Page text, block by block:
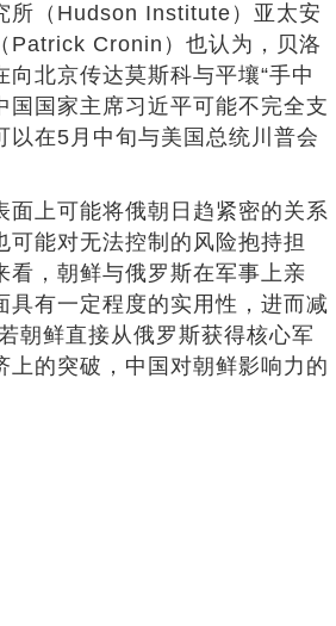
所（Hudson Institute）亚太安
Patrick Cronin）也认为，贝洛
向北京传达莫斯科与平壤“手中
国国家主席习近平可能不完全支
以在5月中旬与美国总统川普会
面上可能将俄朝日趋紧密的关系
可能对无法控制的风险抱持担
看，朝鲜与俄罗斯在军事上亲
具有一定程度的实用性，进而减
朝鲜直接从俄罗斯获得核心军
上的突破，中国对朝鲜影响力的